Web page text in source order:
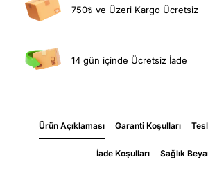
750₺ ve Üzeri Kargo Ücretsiz
14 gün içinde Ücretsiz İade
Ürün Açıklaması Garanti Koşulları
İade Koşulları Sağlık